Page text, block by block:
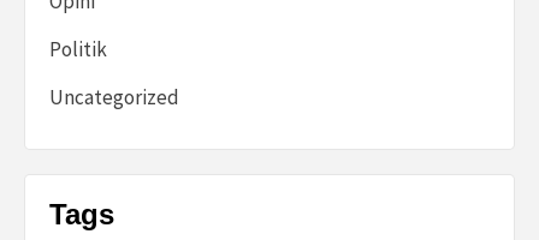
Politik
Uncategorized
Tags